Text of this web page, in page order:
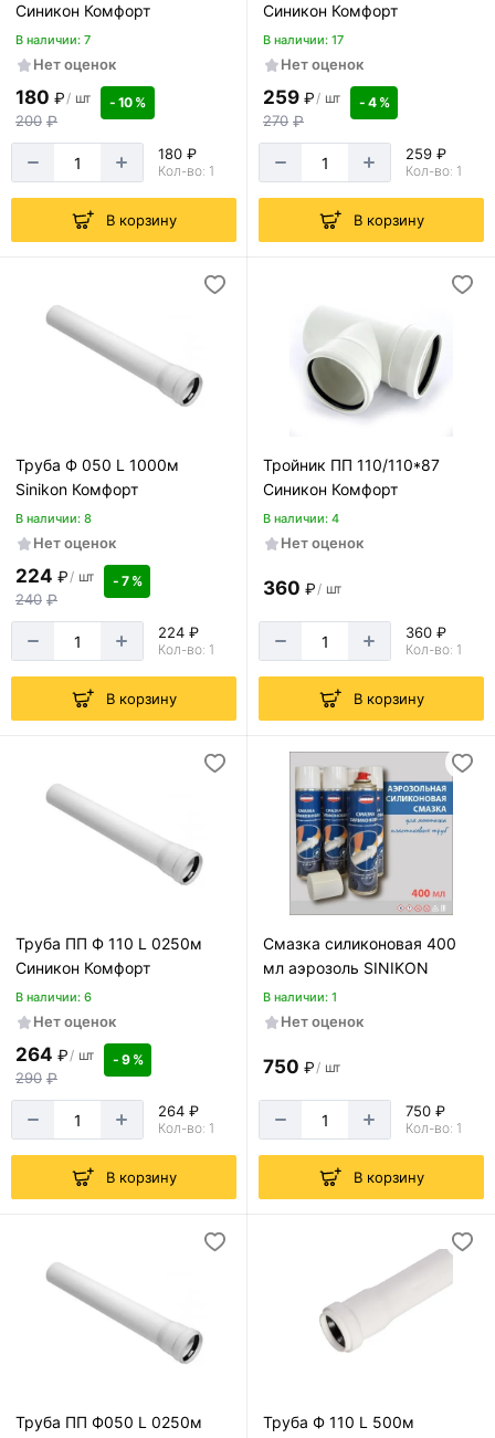
Синикон Комфорт
В наличии: 7
Нет оценок
180 ₽/ шт
200 ₽
- 10 %
180 ₽
Кол-во: 1
В корзину
Синикон Комфорт
В наличии: 17
Нет оценок
259 ₽/ шт
270 ₽
- 4 %
259 ₽
Кол-во: 1
В корзину
Труба Ф 050 L 1000м
Sinikon Комфорт
В наличии: 8
Нет оценок
224 ₽/ шт
240 ₽
- 7 %
224 ₽
Кол-во: 1
В корзину
Тройник ПП 110/110*87
Синикон Комфорт
В наличии: 4
Нет оценок
360 ₽ / шт
360 ₽
Кол-во: 1
В корзину
Труба ПП Ф 110 L 0250м
Синикон Комфорт
В наличии: 6
Нет оценок
264 ₽/ шт
290 ₽
- 9 %
264 ₽
Кол-во: 1
В корзину
Смазка силиконовая 400
мл аэрозоль SINIKON
В наличии: 1
Нет оценок
750 ₽ / шт
750 ₽
Кол-во: 1
В корзину
Труба ПП Ф050 L 0250м
Труба Ф 110 L 500м